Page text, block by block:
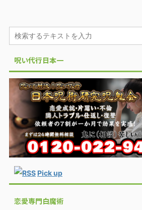
呪い代行日本一
Pick up
恋愛専門白魔術